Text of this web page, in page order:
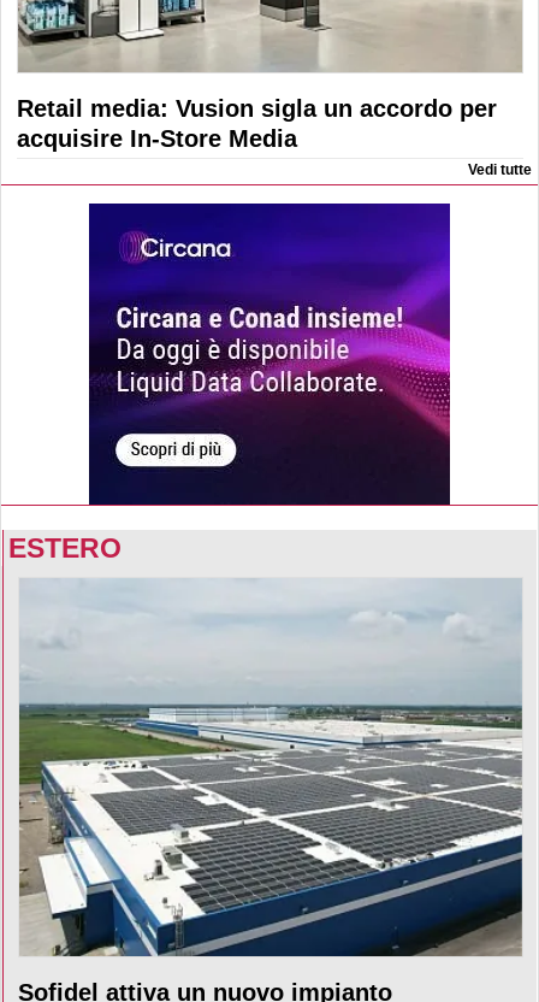
Retail media: Vusion sigla un accordo per
acquisire In-Store Media
Vedi tutte
ESTERO
Sofidel attiva un nuovo impianto